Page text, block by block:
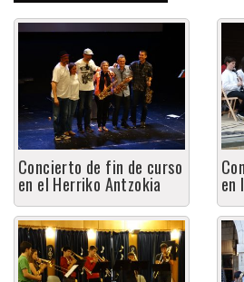
Concierto de fin de curso
en el Herriko Antzokia en